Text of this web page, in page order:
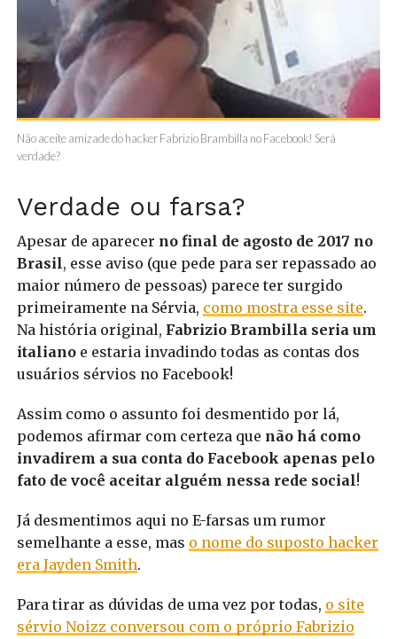
Não aceite amizade do hacker Fabrizio Brambilla no Facebook! Será
verdade?
Verdade ou farsa?
Apesar de aparecer no final de agosto de 2017 no
Brasil, esse aviso (que pede para ser repassado ao
maior número de pessoas) parece ter surgido
primeiramente na Sérvia, como mostra esse site.
Na história original, Fabrizio Brambilla seria um
italianoe estaria invadindo todas as contas dos
usuários sérvios no Facebook!
Assim como o assunto foi desmentido por lá,
podemos afirmar com certeza que não há como
invadirem a sua conta do Facebook apenas pelo
fato de você aceitar alguém nessa rede social!
Já desmentimos aqui no E-farsas um rumor
semelhante a esse, mas o nome do suposto hacker
era Jayden Smith.
Para tirar as dúvidas de uma vez por todas, o site
sérvio Noizz conversou com o próprio Fabrizio